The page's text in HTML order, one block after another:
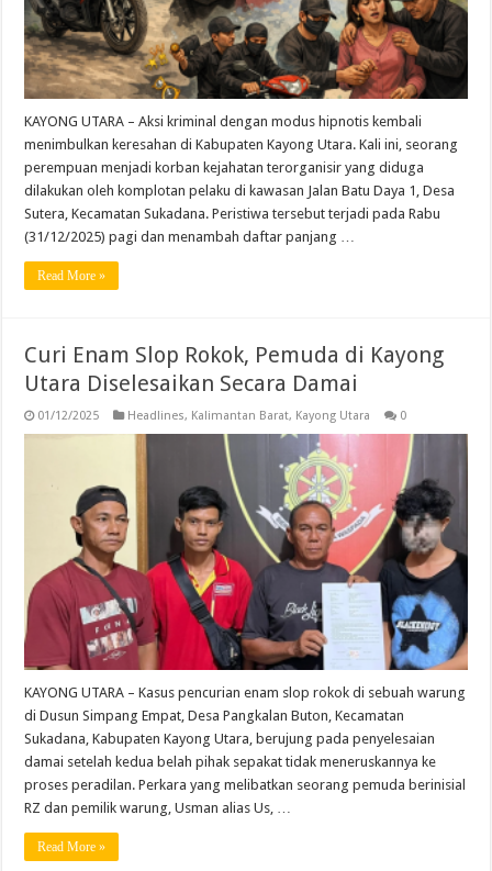
KAYONG UTARA – Aksi kriminal dengan modus hipnotis kembali
menimbulkan keresahan di Kabupaten Kayong Utara. Kali ini, seorang
perempuan menjadi korban kejahatan terorganisir yang diduga
dilakukan oleh komplotan pelaku di kawasan Jalan Batu Daya 1, Desa
Sutera, Kecamatan Sukadana. Peristiwa tersebut terjadi pada Rabu
(31/12/2025) pagi dan menambah daftar panjang …
Read More »
Curi Enam Slop Rokok, Pemuda di Kayong
Utara Diselesaikan Secara Damai
01/12/2025 Headlines, Kalimantan Barat, Kayong Utara 0
KAYONG UTARA – Kasus pencurian enam slop rokok di sebuah warung
di Dusun Simpang Empat, Desa Pangkalan Buton, Kecamatan
Sukadana, Kabupaten Kayong Utara, berujung pada penyelesaian
damai setelah kedua belah pihak sepakat tidak meneruskannya ke
proses peradilan. Perkara yang melibatkan seorang pemuda berinisial
RZ dan pemilik warung, Usman alias Us, …
Read More »